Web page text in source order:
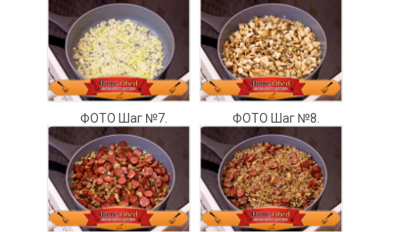
ФОТО Шаг №7. ФОТО Шаг №8.